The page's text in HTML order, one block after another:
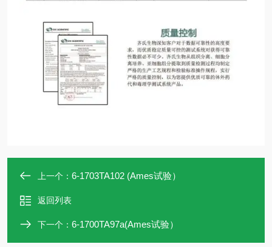
上一个： 6-1703TA102 (Ames试验）
返回列表
下一个： 6-1700TA97a(Ames试验）